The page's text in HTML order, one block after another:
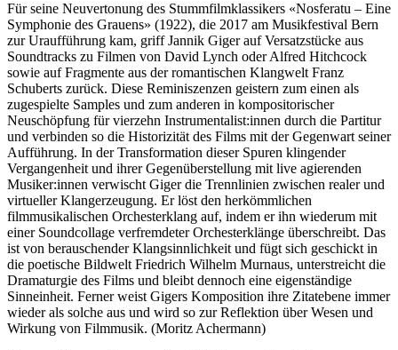
Für seine Neuvertonung des Stummfilmklassikers «Nosferatu – Eine
Symphonie des Grauens» (1922), die 2017 am Musikfestival Bern
zur Uraufführung kam, griff Jannik Giger auf Versatzstücke aus
Soundtracks zu Filmen von David Lynch oder Alfred Hitchcock
sowie auf Fragmente aus der romantischen Klangwelt Franz
Schuberts zurück. Diese Reminiszenzen geistern zum einen als
zugespielte Samples und zum anderen in kompositorischer
Neuschöpfung für vierzehn Instrumentalist:innen durch die Partitur
und verbinden so die Historizität des Films mit der Gegenwart seiner
Aufführung. In der Transformation dieser Spuren klingender
Vergangenheit und ihrer Gegenüberstellung mit live agierenden
Musiker:innen verwischt Giger die Trennlinien zwischen realer und
virtueller Klangerzeugung. Er löst den herkömmlichen
filmmusikalischen Orchesterklang auf, indem er ihn wiederum mit
einer Soundcollage verfremdeter Orchesterklänge überschreibt. Das
ist von berauschender Klangsinnlichkeit und fügt sich geschickt in
die poetische Bildwelt Friedrich Wilhelm Murnaus, unterstreicht die
Dramaturgie des Films und bleibt dennoch eine eigenständige
Sinneinheit. Ferner weist Gigers Komposition ihre Zitatebene immer
wieder als solche aus und wird so zur Reflektion über Wesen und
Wirkung von Filmmusik. (Moritz Achermann)